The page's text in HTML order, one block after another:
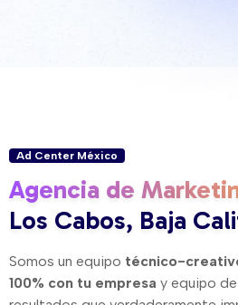
Ad Center México
Agencia de
Los Cabos, Baja
Somos un equipo técnico-
100% con tu empresa y equipo